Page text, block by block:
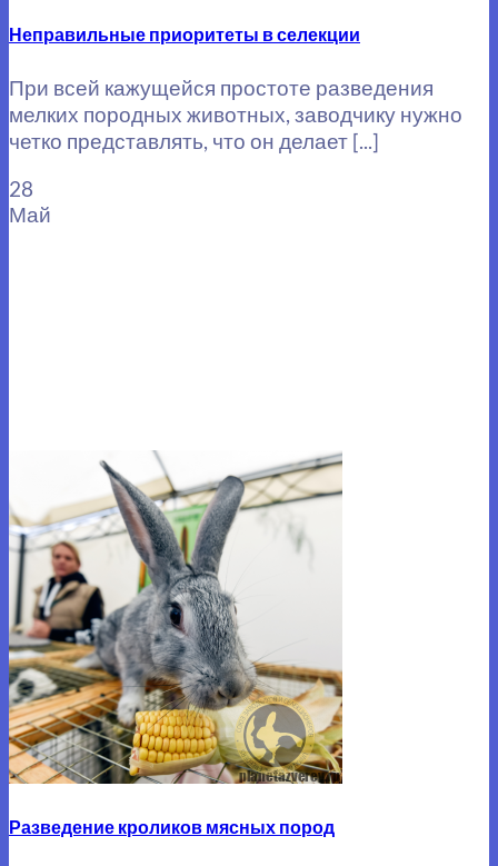
Неправильные приоритеты в селекции
При всей кажущейся простоте разведения
мелких породных животных, заводчику нужно
четко представлять, что он делает [...]
28
Май
Разведение кроликов мясных пород